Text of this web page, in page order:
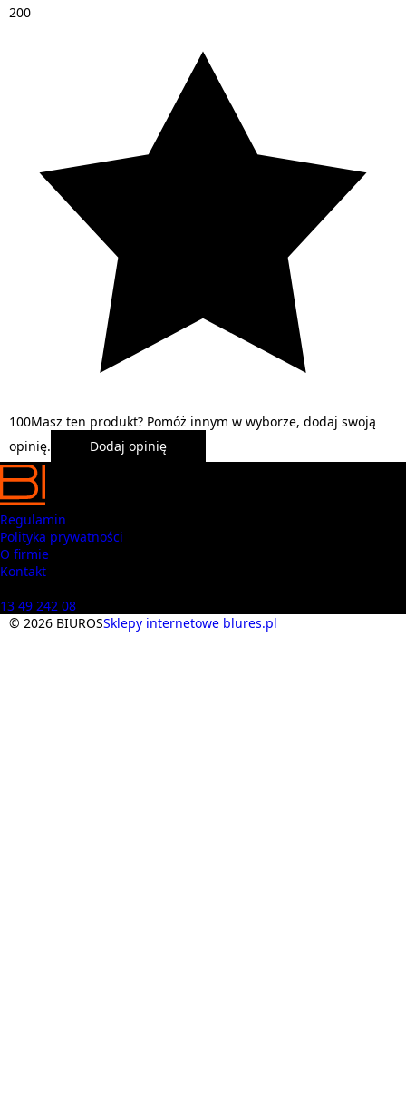
200
100Masz ten produkt? Pomóż innym w wyborze, dodaj swoją
opinię.
Dodaj opinię
Regulamin
Polityka prywatności
O firmie
Kontakt
13 49 242 08
© 2026 BIUROSSklepy internetowe blures.pl